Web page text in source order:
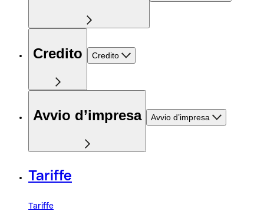
Credito Credito
Avvio d’impresa Avvio d’impresa
Tariffe
Tariffe